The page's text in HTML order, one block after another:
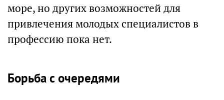
море, но других возможностей для
привлечения молодых специалистов в
профессию пока нет.
Борьба с очередями